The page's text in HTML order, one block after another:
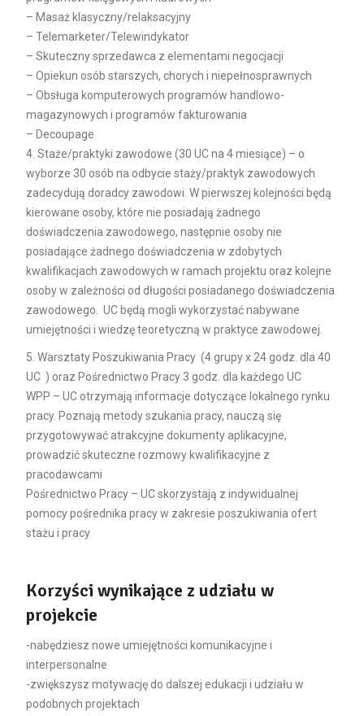
– Masaż klasyczny/relaksacyjny
– Telemarketer/Telewindykator
– Skuteczny sprzedawca z elementami negocjacji
– Opiekun osób starszych, chorych i niepełnosprawnych
– Obsługa komputerowych programów handlowo-
magazynowych i programów fakturowania
– Decoupage
4. Staże/praktyki zawodowe (30 UC na 4 miesiące) – o
wyborze 30 osób na odbycie staży/praktyk zawodowych
zadecydują doradcy zawodowi. W pierwszej kolejności będą
kierowane osoby, które nie posiadają żadnego
doświadczenia zawodowego, następnie osoby nie
posiadające żadnego doświadczenia w zdobytych
kwalifikacjach zawodowych w ramach projektu oraz kolejne
osoby w zależności od długości posiadanego doświadczenia
zawodowego. UC będą mogli wykorzystać nabywane
umiejętności i wiedzę teoretyczną w praktyce zawodowej.
5. Warsztaty Poszukiwania Pracy (4 grupy x 24 godz. dla 40
UC ) oraz Pośrednictwo Pracy 3 godz. dla każdego UC
WPP – UC otrzymają informacje dotyczące lokalnego rynku
pracy. Poznają metody szukania pracy, nauczą się
przygotowywać atrakcyjne dokumenty aplikacyjne,
prowadzić skuteczne rozmowy kwalifikacyjne z
pracodawcami
Pośrednictwo Pracy – UC skorzystają z indywidualnej
pomocy pośrednika pracy w zakresie poszukiwania ofert
stażu i pracy
Korzyści wynikające z udziału w
projekcie
-nabędziesz nowe umiejętności komunikacyjne i
interpersonalne
-zwiększysz motywację do dalszej edukacji i udziału w
podobnych projektach